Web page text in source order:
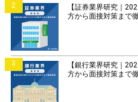
2
【証券業界研究｜
方から面接対策まで
3
【銀行業界研究｜
方から面接対策まで